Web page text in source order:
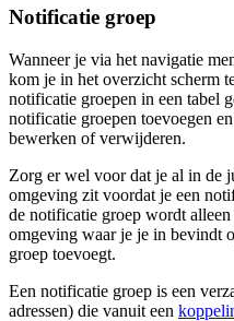
Notificatie groep
Wanneer je via het navigatie
kom je in het overzicht scherm
notificatie groepen in een tabel
notificatie groepen toevoegen
bewerken of verwijderen.
Zorg er wel voor dat je al in de
omgeving zit voordat je een
de notificatie groep wordt
omgeving waar je je in bevindt
groep toevoegt.
Een notificatie groep is een
adressen) die vanuit een